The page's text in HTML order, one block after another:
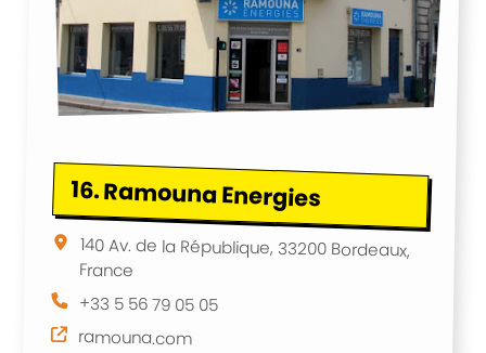
16.Ramouna Energies
140 Av. de la République, 33200 Bordeaux,
France
+33 5 56 79 05 05
ramouna.com